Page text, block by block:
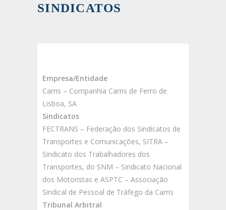
SINDICATOS
Empresa/Entidade
Carris – Companhia Carris de Ferro de
Lisboa, SA
Sindicatos
FECTRANS – Federação dos Sindicatos de
Transportes e Comunicações, SITRA –
Sindicato dos Trabalhadores dos
Transportes, do SNM – Sindicato Nacional
dos Motoristas e ASPTC – Associação
Sindical de Pessoal de Tráfego da Carris
Tribunal Arbitral